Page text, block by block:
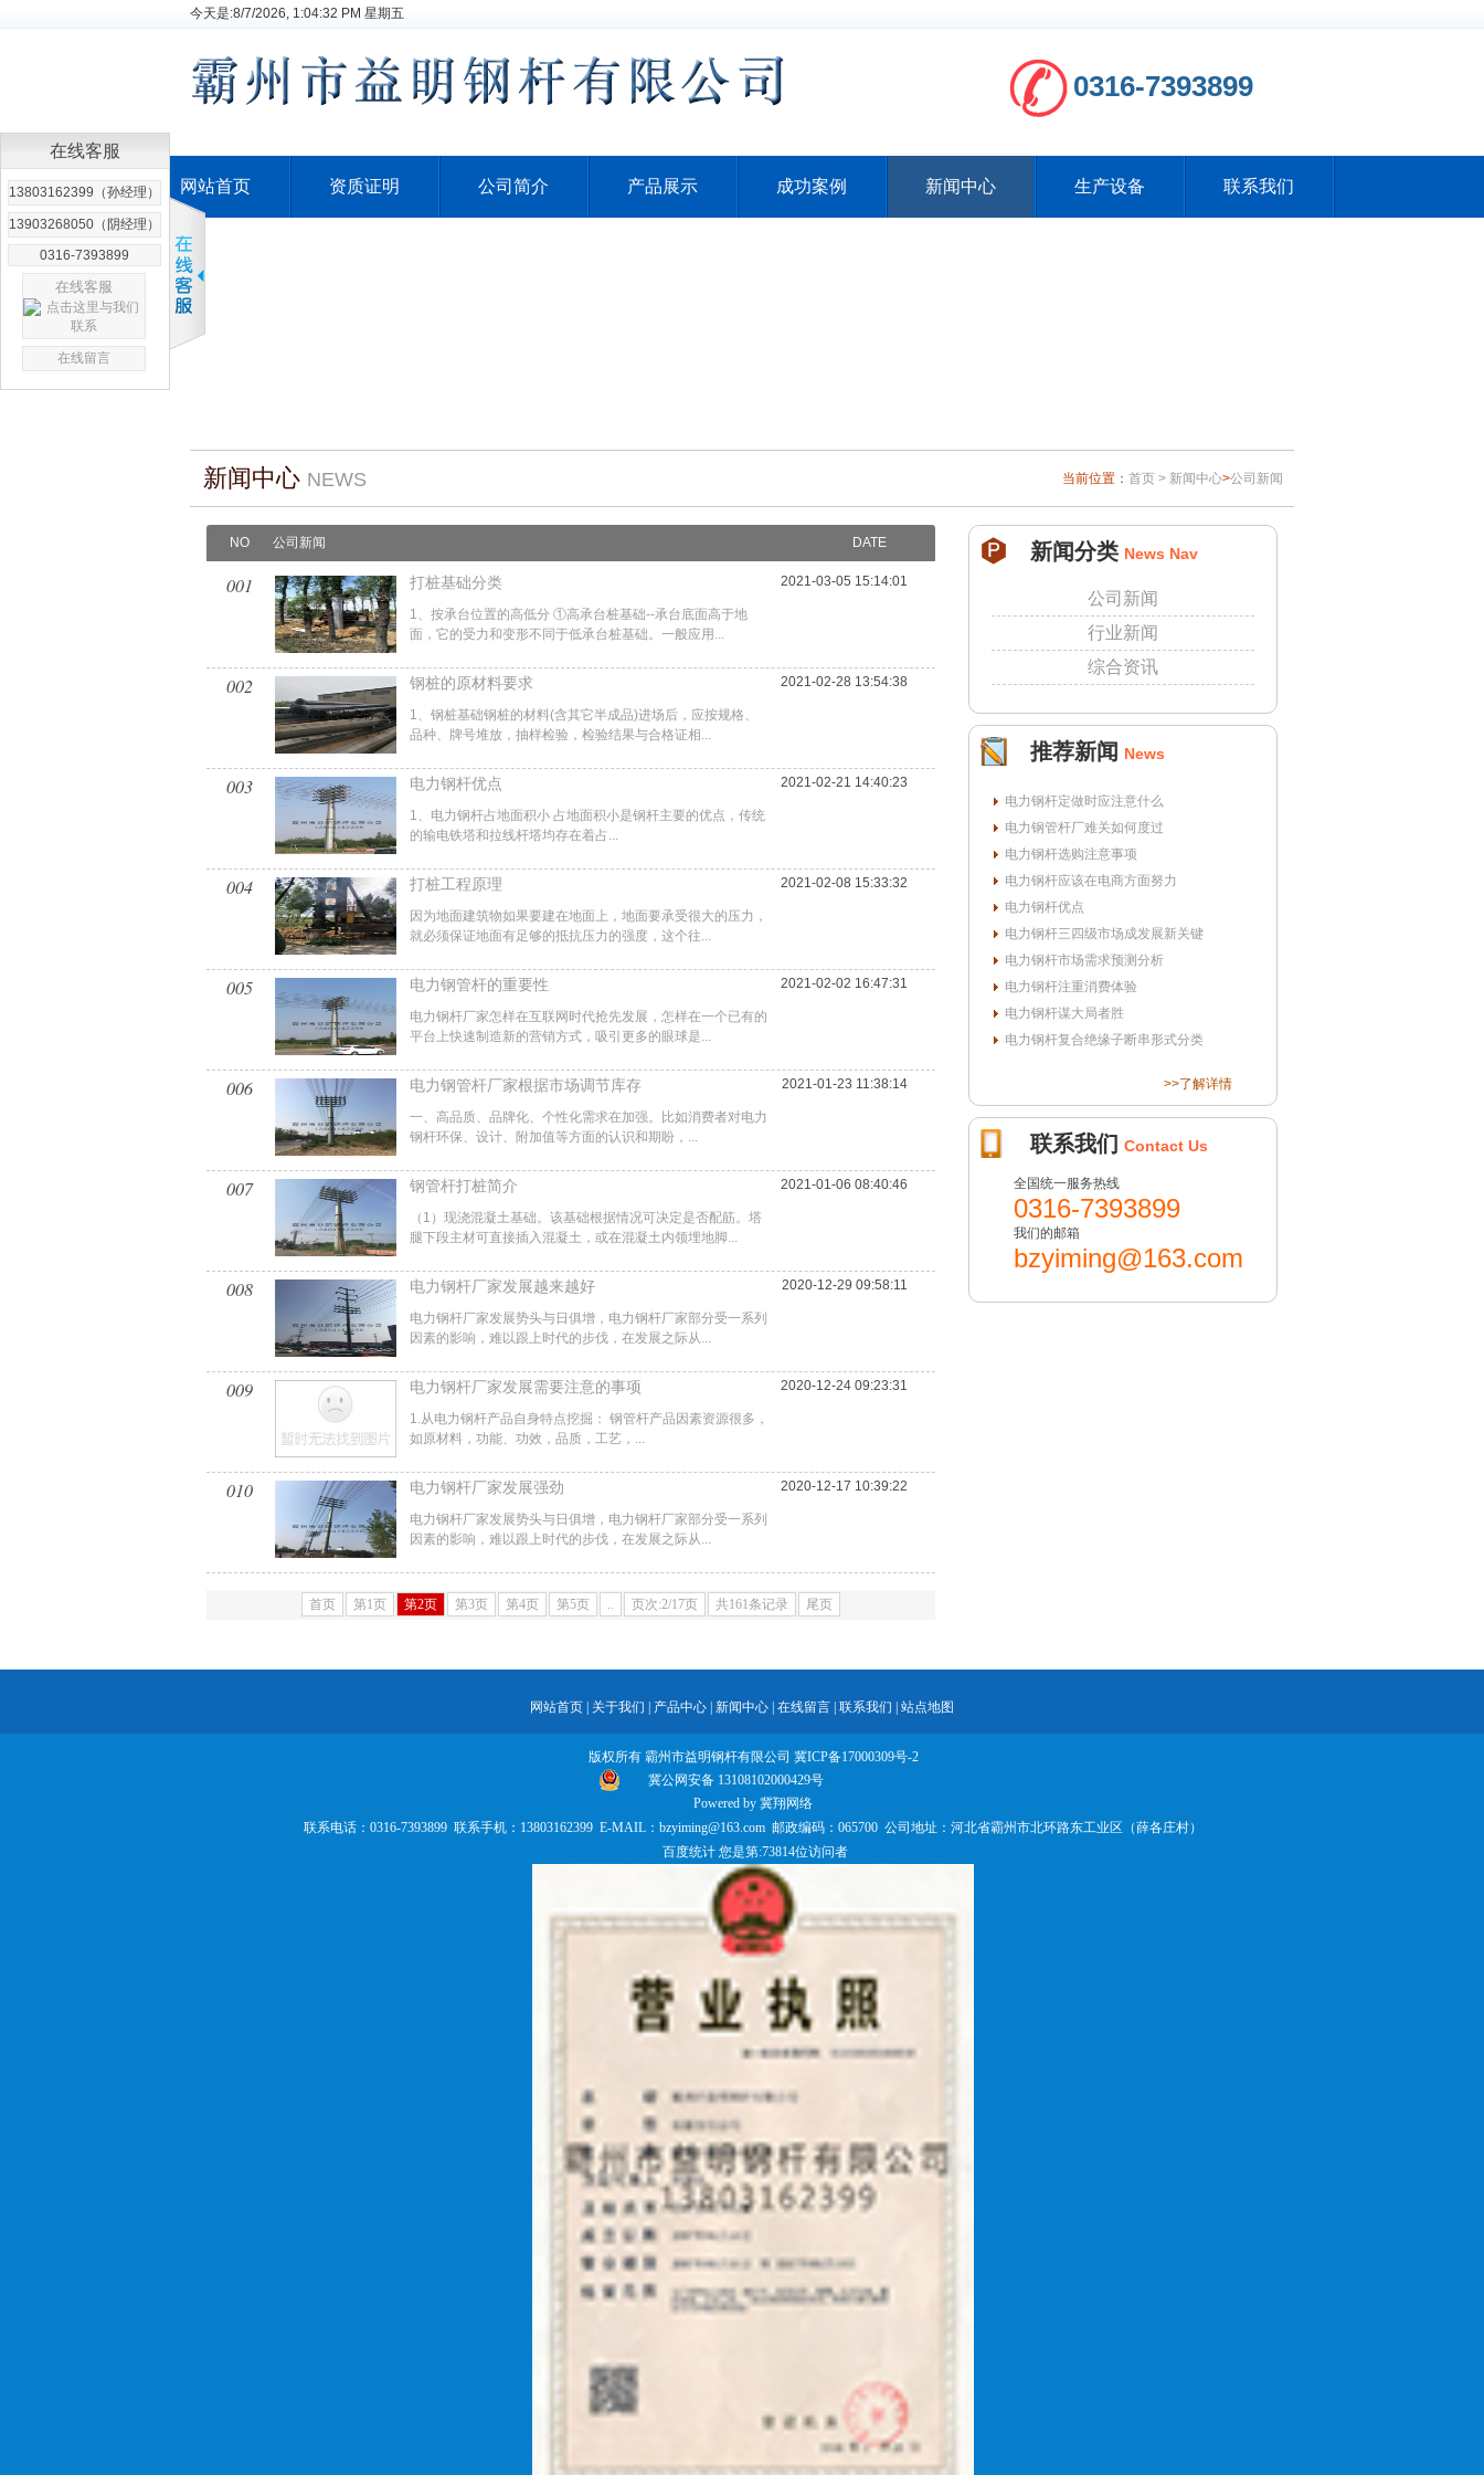
今天是:8/7/2026, 1:04:33 PM 星期五
0316-7393899
网站首页 资质证明 公司简介 产品展示 成功案例 新闻中心 生产设备 联系我们
新闻中心 NEWS 当前位置： 首页 > 新闻中心>公司新闻
NO 公司新闻 DATE
001 打桩基础分类
1、按承台位置的高低分 ①高承台桩基础--承台底面高于地
面，它的受力和变形不同于低承台桩基础。一般应用...
2021-03-05 15:14:01
002 钢桩的原材料要求
1、钢桩基础钢桩的材料(含其它半成品)进场后，应按规格、
品种、牌号堆放，抽样检验，检验结果与合格证相...
2021-02-28 13:54:38
003 电力钢杆优点
1、电力钢杆占地面积小 占地面积小是钢杆主要的优点，传统
的输电铁塔和拉线杆塔均存在着占...
2021-02-21 14:40:23
004 打桩工程原理
因为地面建筑物如果要建在地面上，地面要承受很大的压力，
就必须保证地面有足够的抵抗压力的强度，这个往...
2021-02-08 15:33:32
005 电力钢管杆的重要性
电力钢杆厂家怎样在互联网时代抢先发展，怎样在一个已有的
平台上快速制造新的营销方式，吸引更多的眼球是...
2021-02-02 16:47:31
006 电力钢管杆厂家根据市场调节库存
一、高品质、品牌化、个性化需求在加强。比如消费者对电力
钢杆环保、设计、附加值等方面的认识和期盼，...
2021-01-23 11:38:14
007 钢管杆打桩简介
（1）现浇混凝土基础。该基础根据情况可决定是否配筋。塔
腿下段主材可直接插入混凝土，或在混凝土内领埋地脚...
2021-01-06 08:40:46
008 电力钢杆厂家发展越来越好
电力钢杆厂家发展势头与日俱增，电力钢杆厂家部分受一系列
因素的影响，难以跟上时代的步伐，在发展之际从...
2020-12-29 09:58:11
009 电力钢杆厂家发展需要注意的事项
1.从电力钢杆产品自身特点挖掘： 钢管杆产品因素资源很多，
如原材料，功能、功效，品质，工艺，...
2020-12-24 09:23:31
010 电力钢杆厂家发展强劲
电力钢杆厂家发展势头与日俱增，电力钢杆厂家部分受一系列
因素的影响，难以跟上时代的步伐，在发展之际从...
2020-12-17 10:39:22
首页 第1页 第2页 第3页 第4页 第5页 .. 页次:2/17页 共161条记录 尾页
新闻分类 News Nav
公司新闻
行业新闻
综合资讯
推荐新闻 News
电力钢杆定做时应注意什么
电力钢管杆厂难关如何度过
电力钢杆选购注意事项
电力钢杆应该在电商方面努力
电力钢杆优点
电力钢杆三四级市场成发展新关键
电力钢杆市场需求预测分析
电力钢杆注重消费体验
电力钢杆谋大局者胜
电力钢杆复合绝缘子断串形式分类
>>了解详情
联系我们 Contact Us
全国统一服务热线
0316-7393899
我们的邮箱
bzyiming@163.com
网站首页 关于我们 产品中心 新闻中心 在线留言 联系我们 站点地图
版权所有 霸州市益明钢杆有限公司 冀ICP备17000309号-2
冀公网安备 13108102000429号
Powered by 冀翔网络
联系电话：0316-7393899 联系手机：13803162399 E-MAIL：bzyiming@163.com 邮政编码：065700 公司地址：河北省霸州市北环路东工业区（薛各庄村）
百度统计 您是第:73814位访问者
在线客服
13803162399（孙经理）
13903268050（阴经理）
0316-7393899
在线客服
在线留言